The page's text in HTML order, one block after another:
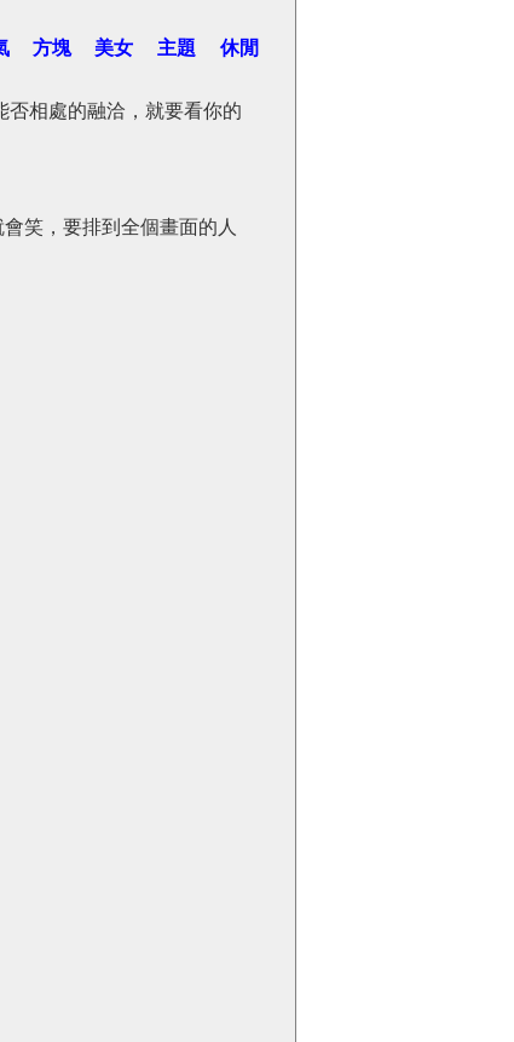
方塊 美女 主題
休閒
否相處的融洽，就要看你的
笑，要排到全個畫面的人